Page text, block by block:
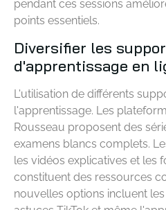
pendant ces sessions
points essentiels.
Diversifier les
d'apprentissage en
L'utilisation de différents
l'apprentissage. Les
Rousseau proposent des
examens blancs complets.
les vidéos explicatives et les
constituent des ressources
nouvelles options incluent